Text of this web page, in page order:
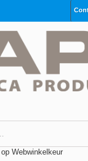
op Webwinkelkeur